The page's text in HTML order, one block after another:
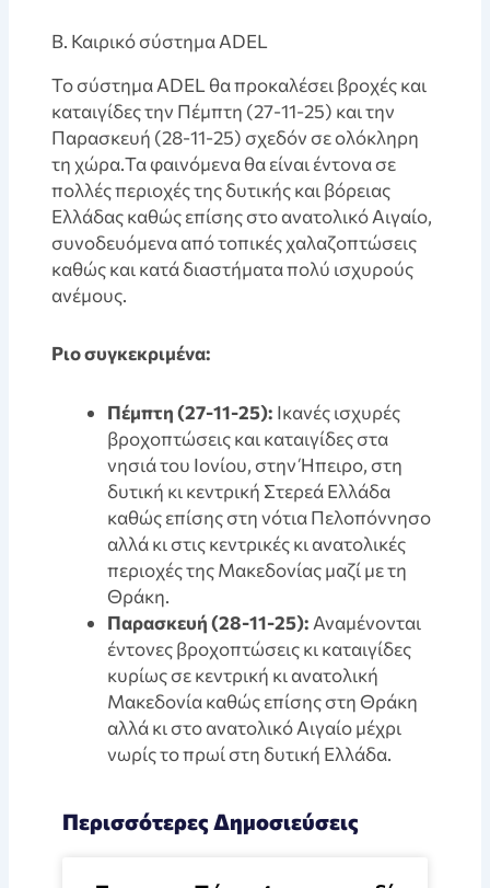
B. Καιρικό σύστημα ADEL
Το σύστημα ADEL θα προκαλέσει βροχές και
καταιγίδες την Πέμπτη (27-11-25) και την
Παρασκευή (28-11-25) σχεδόν σε ολόκληρη
τη χώρα.Τα φαινόμενα θα είναι έντονα σε
πολλές περιοχές της δυτικής και βόρειας
Ελλάδας καθώς επίσης στο ανατολικό Αιγαίο,
συνοδευόμενα από τοπικές χαλαζοπτώσεις
καθώς και κατά διαστήματα πολύ ισχυρούς
ανέμους.
Pιο συγκεκριμένα:
Πέμπτη (27-11-25): Ικανές ισχυρές
βροχοπτώσεις και καταιγίδες στα
νησιά του Ιονίου, στην Ήπειρο, στη
δυτική κι κεντρική Στερεά Ελλάδα
καθώς επίσης στη νότια Πελοπόννησο
αλλά κι στις κεντρικές κι ανατολικές
περιοχές της Μακεδονίας μαζί με τη
Θράκη.
Παρασκευή (28-11-25): Αναμένονται
έντονες βροχοπτώσεις κι καταιγίδες
κυρίως σε κεντρική κι ανατολική
Μακεδονία καθώς επίσης στη Θράκη
αλλά κι στο ανατολικό Αιγαίο μέχρι
νωρίς το πρωί στη δυτική Ελλάδα.
Περισσότερες Δημοσιεύσεις